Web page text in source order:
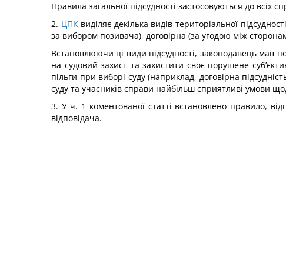
Правила загальної підсудності застосовуються до
2. ЦПКвиділяє декілька видів територіальної
за вибором позивача), договірна (за угодою між
Встановлюючи ці види підсудності, законодавець мав
на судовий захист та захистити своє порушене
пільги при виборі суду (наприклад, договірна
суду та учасників справи найбільш сприятливі умови
3. У ч. 1 коментованої статті встановлено правило,
відповідача.